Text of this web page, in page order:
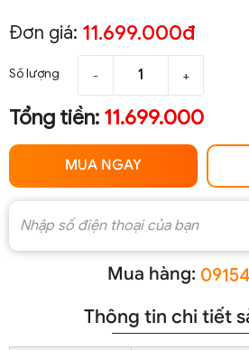
Đơn giá: 11.699.000đ
Số lượng - +
Tổng tiền: 11.699.000
MUA NGAY
Mua hàng:
Thông tin chi tiết